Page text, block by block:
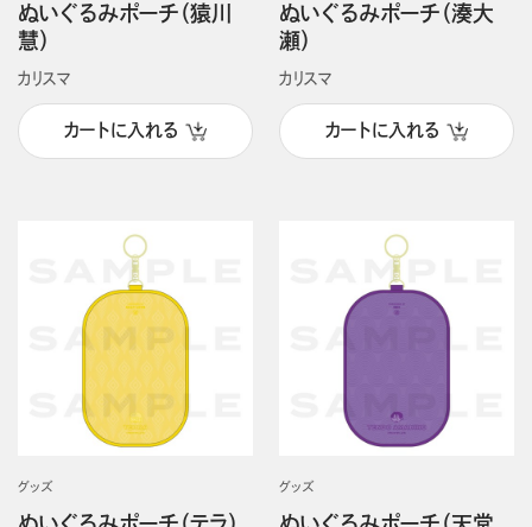
ぬいぐるみポーチ（猿川
慧）
カリスマ
カートに入れる
ぬいぐるみポーチ（湊大
瀬）
カリスマ
カートに入れる
グッズ グッズ